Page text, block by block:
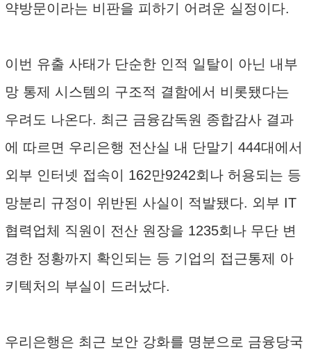
약방문이라는 비판을 피하기 어려운 실정이다.
이번 유출 사태가 단순한 인적 일탈이 아닌 내부
망 통제 시스템의 구조적 결함에서 비롯됐다는
우려도 나온다. 최근 금융감독원 종합감사 결과
에 따르면 우리은행 전산실 내 단말기 444대에서
외부 인터넷 접속이 162만9242회나 허용되는 등
망분리 규정이 위반된 사실이 적발됐다. 외부 IT
협력업체 직원이 전산 원장을 1235회나 무단 변
경한 정황까지 확인되는 등 기업의 접근통제 아
키텍처의 부실이 드러났다.
우리은행은 최근 보안 강화를 명분으로 금융당국